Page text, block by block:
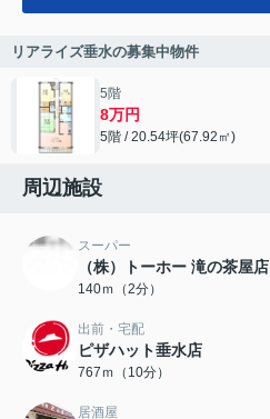
リアライズ垂水の募集中物件
5階
8万円
5階 / 20.54坪(67.92㎡)
周辺施設
スーパー
（株）トーホー 滝の茶屋店
140ｍ（2分）
出前・宅配
ピザハット垂水店
767ｍ（10分）
居酒屋